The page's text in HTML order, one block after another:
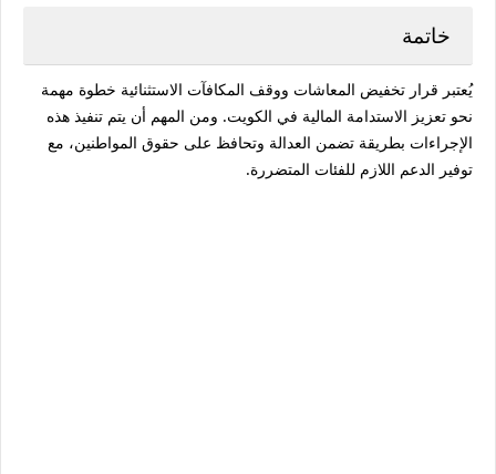
خاتمة
يُعتبر قرار تخفيض المعاشات ووقف المكافآت الاستثنائية خطوة مهمة
نحو تعزيز الاستدامة المالية في الكويت. ومن المهم أن يتم تنفيذ هذه
الإجراءات بطريقة تضمن العدالة وتحافظ على حقوق المواطنين، مع
توفير الدعم اللازم للفئات المتضررة.